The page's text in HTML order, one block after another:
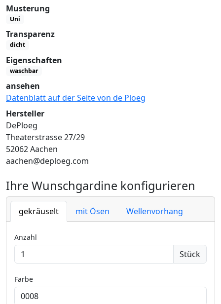
Musterung
Uni
Transparenz
dicht
Eigenschaften
waschbar
ansehen
Datenblatt auf der Seite von de Ploeg
Hersteller
DePloeg
Theaterstrasse 27/29
52062 Aachen
aachen@deploeg.com
Ihre Wunschgardine konfigurieren
gekräuselt mit Ösen Wellenvorhang
Anzahl
Stück
Farbe